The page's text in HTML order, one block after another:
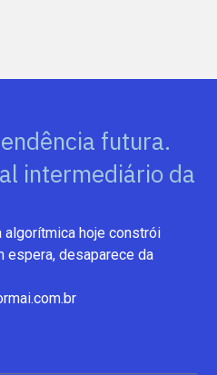
futura.
intermediário da
algorítmica hoje constrói
espera, desaparece da